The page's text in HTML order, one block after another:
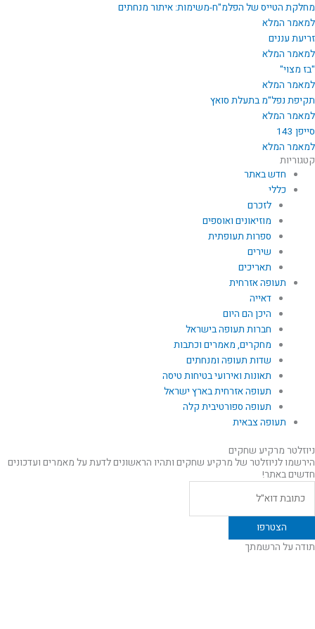
מחלקת הטייס של הפלמ"ח-משימות: איתור מנחתים
למאמר המלא
זריעת עננים
למאמר המלא
"בז מצוי"
למאמר המלא
תקיפת נפל"מ בתעלת סואץ
למאמר המלא
סייפן 143
למאמר המלא
קטגוריות
חדש באתר
כללי
לזכרם
מוזיאונים ואוספים
ספרות תעופתית
שירים
תאריכים
תעופה אזרחית
דאייה
היכן הם היום
חברות תעופה בישראל
מחקרים, מאמרים וכתבות
שדות תעופה ומנחתים
תאונות ואירועי בטיחות טיסה
תעופה אזרחית בארץ ישראל
תעופה ספורטיבית קלה
תעופה צבאית
ניוזלטר מרקיע שחקים
הירשמו לניוזלטר של מרקיע שחקים ותהיו הראשונים לדעת על מאמרים ועדכונים
חדשים באתר!
תודה על הרשמתך